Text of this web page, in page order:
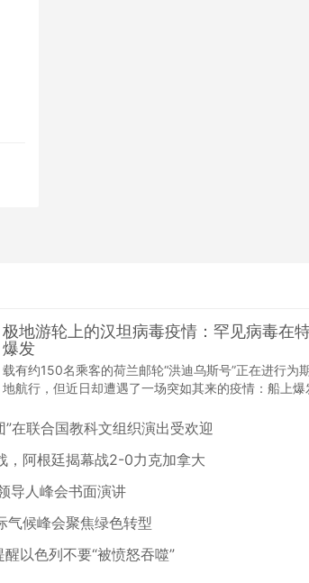
极地游轮上的汉坦病毒疫情：罕见病毒在
爆发
载有约150名乘客的荷兰邮轮“洪迪乌斯号”正在进行为
地航行，但近日却遭遇了一场突如其来的疫情：船上爆
多人可能感染。
”在联合国教科文组织演出受欢迎
，阿根廷揭幕战2-0力克加拿大
导人峰会书面演讲
气候峰会聚焦绿色转型
以色列不要“被愤怒吞噬”